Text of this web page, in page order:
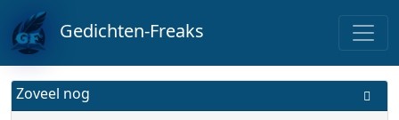
Gedichten-Freaks
Zoveel nog